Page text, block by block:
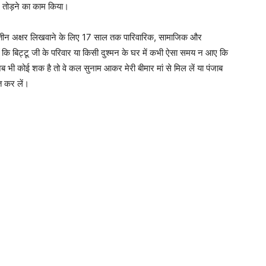
का काम किया।
अक्षर लिखवाने के लिए 17 साल तक पारिवारिक, सामाजिक और
कि बिट्टू जी के परिवार या किसी दुश्मन के घर में कभी ऐसा समय न आए कि
कोई शक है तो वे कल सुनाम आकर मेरी बीमार मां से मिल लें या पंजाब
कर लें।